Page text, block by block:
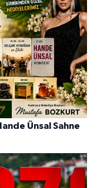
Ünsal Sahne